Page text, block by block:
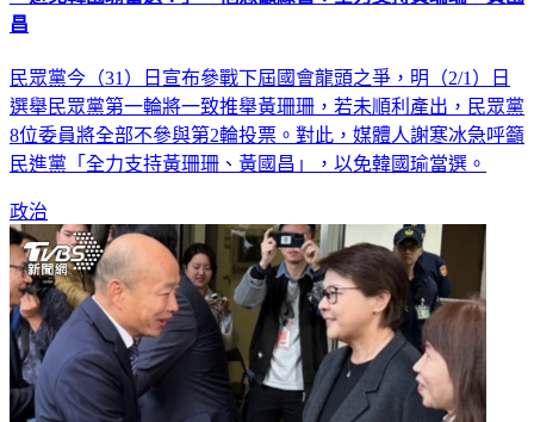
昌
民眾黨今（31）日宣布參戰下屆國會龍頭之爭，明（2/1）日
選舉民眾黨第一輪將一致推舉黃珊珊，若未順利產出，民眾黨
8位委員將全部不參與第2輪投票。對此，媒體人謝寒冰急呼籲
民進黨「全力支持黃珊珊、黃國昌」，以免韓國瑜當選。
政治